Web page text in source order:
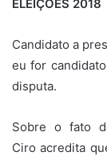
ELEIÇÕES 2018
Candidato a
eu for
disputa.
Sobre o fato
Ciro acredita